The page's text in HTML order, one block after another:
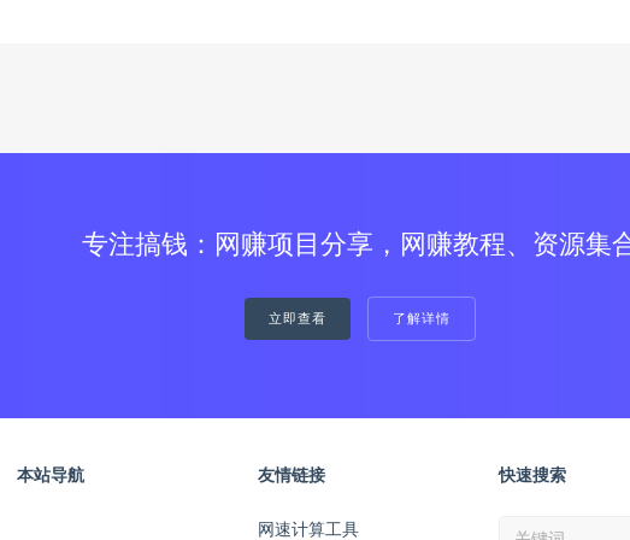
专注搞钱：网赚项目分享，网赚教程、资源集
立即查看 了解详情
本站导航 友情链接
网速计算工具
快速搜索